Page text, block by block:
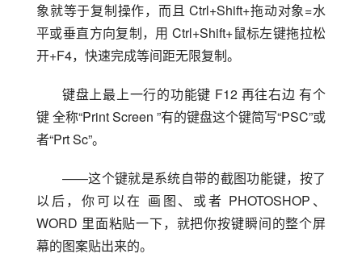
象就等于复制操作，而且 Ctrl+Shift+拖动对象=水
平或垂直方向复制，用 Ctrl+Shift+鼠标左键拖拉松
开+F4，快速完成等间距无限复制。
键盘上最上一行的功能键 F12 再往右边 有个
键 全称“Print Screen ”有的键盘这个键简写“PSC”或
者“Prt Sc”。
——这个键就是系统自带的截图功能键，按了
以后，你可以在 画图、或者 PHOTOSHOP、
WORD 里面粘贴一下，就把你按键瞬间的整个屏
幕的图案贴出来的。